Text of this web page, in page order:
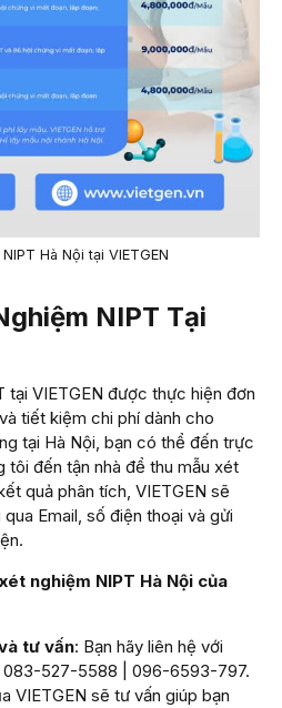
Hà Nội tại VIETGEN
NIPT Tại
tại VIETGEN được thực hiện đơn
tiết kiệm chi phí dành cho
tại Hà Nội, bạn có thể đến trực
tôi đến tận nhà để thu mẫu xét
quả phân tích, VIETGEN sẽ
Email, số điện thoại và gửi
nghiệm NIPT Hà Nội của
tư vấn: Bạn hãy liên hệ với
083-527-5588 | 096-6593-797.
VIETGEN sẽ tư vấn giúp bạn